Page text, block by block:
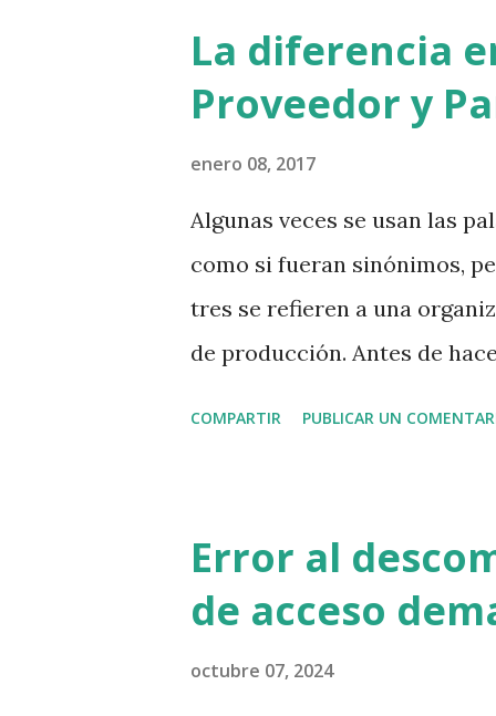
después de copiarla en
navegador seguro.
cartel que dice que se ha
La diferencia
Proveedor y
enero 08, 2017
Algunas veces se usan las
como si fueran sinónimos,
tres se refieren a una
de producción. Antes de
sus propios servicios. ¿Qué
organización? Insumos y
papel, bolígrafos, grapas,
COMPARTIR PUBLICAR UN
Error al
de acceso
octubre 07, 2024